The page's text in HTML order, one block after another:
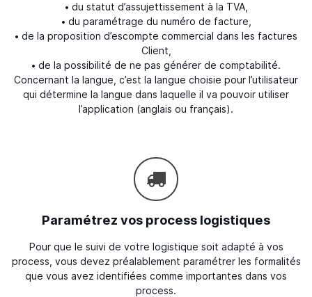
• du statut d’assujettissement à la TVA,
• du paramétrage du numéro de facture,
• de la proposition d’escompte commercial dans les factures
Client,
• de la possibilité de ne pas générer de comptabilité.
Concernant la langue, c’est la langue choisie pour l’utilisateur
qui détermine la langue dans laquelle il va pouvoir utiliser
l’application (anglais ou français).
Paramétrez vos process logistiques
Pour que le suivi de votre logistique soit adapté à vos
process, vous devez préalablement paramétrer les formalités
que vous avez identifiées comme importantes dans vos
process.